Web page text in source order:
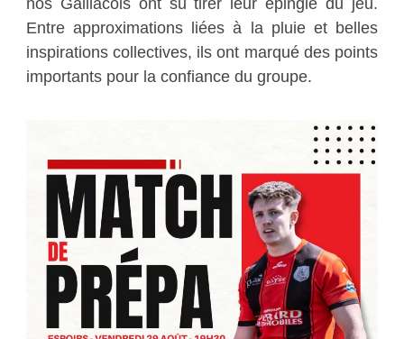
Entre approximations liées à la pluie et belles
inspirations collectives, ils ont marqué des points
importants pour la confiance du groupe.